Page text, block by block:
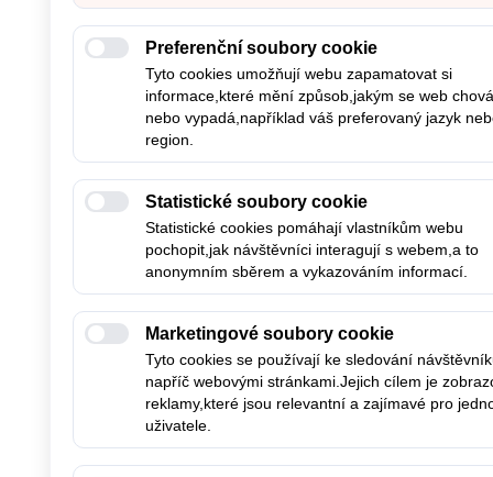
Preferenční soubory cookie
Tyto cookies umožňují webu zapamatovat si
informace,které mění způsob,jakým se web chová
nebo vypadá,například váš preferovaný jazyk
region.
Statistické soubory cookie
Statistické cookies pomáhají vlastníkům webu
pochopit,jak návštěvníci interagují s webem,a to
anonymním sběrem a vykazováním informací.
Marketingové soubory cookie
Tyto cookies se používají ke sledování
napříč webovými stránkami.Jejich cílem je
reklamy,které jsou relevantní a zajímavé pro
uživatele.